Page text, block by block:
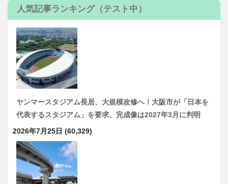
人気記事ランキング（テスト中）
ヤンマースタジアム長居、大規模改修へ！大阪市が「日本を
代表するスタジアム」を要求、完成像は2027年3月に判明
2026年7月25日 (60,329)